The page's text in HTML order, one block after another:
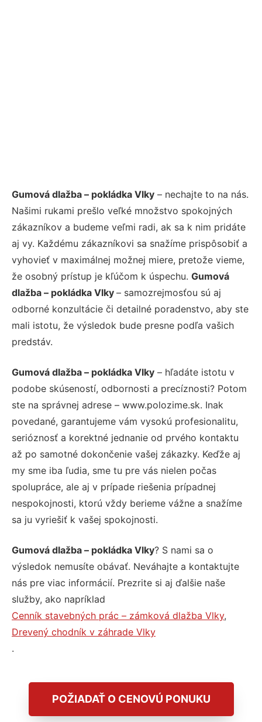
Gumová dlažba – pokládka Vlky – nechajte to na nás.
Našimi rukami prešlo veľké množstvo spokojných
zákazníkov a budeme veľmi radi, ak sa k nim pridáte
aj vy. Každému zákazníkovi sa snažíme prispôsobiť a
vyhovieť v maximálnej možnej miere, pretože vieme,
že osobný prístup je kľúčom k úspechu. Gumová
dlažba – pokládka Vlky – samozrejmosťou sú aj
odborné konzultácie či detailné poradenstvo, aby ste
mali istotu, že výsledok bude presne podľa vašich
predstáv.
Gumová dlažba – pokládka Vlky – hľadáte istotu v
podobe skúseností, odbornosti a precíznosti? Potom
ste na správnej adrese – www.polozime.sk. Inak
povedané, garantujeme vám vysokú profesionalitu,
serióznosť a korektné jednanie od prvého kontaktu
až po samotné dokončenie vašej zákazky. Keďže aj
my sme iba ľudia, sme tu pre vás nielen počas
spolupráce, ale aj v prípade riešenia prípadnej
nespokojnosti, ktorú vždy berieme vážne a snažíme
sa ju vyriešiť k vašej spokojnosti.
Gumová dlažba – pokládka Vlky? S nami sa o
výsledok nemusíte obávať. Neváhajte a kontaktujte
nás pre viac informácií. Prezrite si aj ďalšie naše
služby, ako napríklad
Cenník stavebných prác – zámková dlažba Vlky,
Drevený chodník v záhrade Vlky
.
POŽIADAŤ O CENOVÚ PONUKU